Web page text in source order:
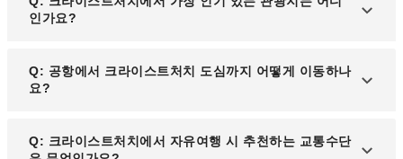
하지만, 여름(12월2월)이 가장 따뜻하며 겨울(6월8
인가요?
A: 크라이스트처치의 대표 명소로는 보타닉 가든, 해
글리 공원, 그리고 레트로풍의 트램을 타고 시내를 둘
Q: 공항에서 크라이스트처치 도심까지 어떻게 이동하나
요?
A: 크라이스트처치 국제공항에서 도심까지는 공항
Q: 크라이스트처치에서 자유여행 시 추천하는 교통수단